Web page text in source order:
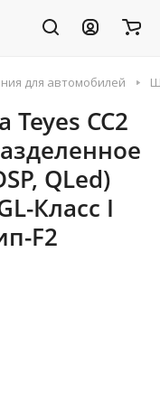
для автомобилей
CC2
QLed)
Класс I
F2